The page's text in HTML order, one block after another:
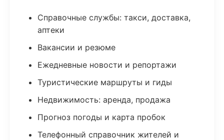
Справочные службы: такси, доставка,
аптеки
Вакансии и резюме
Ежедневные новости и репортажи
Туристические маршруты и гиды
Недвижимость: аренда, продажа
Прогноз погоды и карта пробок
Телефонный справочник жителей и